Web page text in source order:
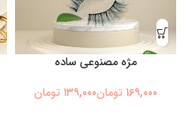
مژه مصنوعی ساده
تومان
تومان